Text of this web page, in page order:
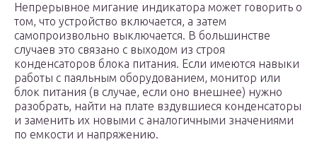
Непрерывное мигание индикатора может говорить о
том, что устройство включается, а затем
самопроизвольно выключается. В большинстве
случаев это связано с выходом из строя
конденсаторов блока питания. Если имеются навыки
работы с паяльным оборудованием, монитор или
блок питания (в случае, если оно внешнее) нужно
разобрать, найти на плате вздувшиеся конденсаторы
и заменить их новыми с аналогичными значениями
по емкости и напряжению.